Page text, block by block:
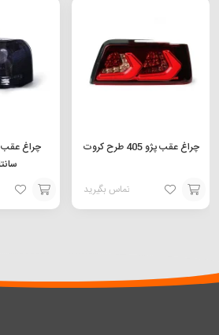
چراغ عقب پژو 405 طرح کروت
تماس بگیرید
افزودن
افزودن